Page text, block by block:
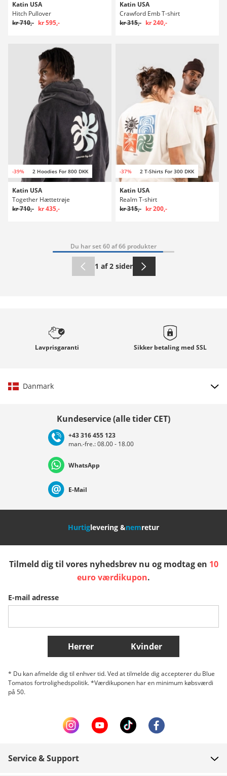
Katin USA
Hitch Pullover
kr 710,- kr 595,-
Katin USA
Crawford Emb T-shirt
kr 315,- kr 240,-
-39% 2 Hoodies For 800 DKK
Katin USA
Together Hættetrøje
kr 710,- kr 435,-
-37% 2 T-Shirts For 300 DKK
Katin USA
Realm T-shirt
kr 315,- kr 200,-
Du har set 60 af 66 produkter
1 af 2 sider
Lavprisgaranti Sikker betaling med SSL
Danmark
Deutschland Österreich
Nederland Italia (Italiano) Italien (Deutsch)
Slovenija
Belgique (Français) Danmark Norge
Flere lande
Kundeservice (alle tider CET)
+43 316 455 123
man.-fre.: 08.00 - 18.00
WhatsApp
E-Mail
Hurtiglevering &nemretur
Tilmeld dig til vores nyhedsbrev nu og modtag en 10
euro værdikupon.
E-mail adresse
Herrer Kvinder
* Du kan afmelde dig til enhver tid. Ved at tilmelde dig accepterer du Blue
Tomatos fortrolighedspolitik. *Værdikuponen har en minimum købsværdi
på 50.
Service & Support